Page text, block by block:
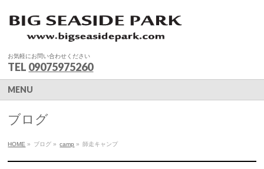
お気軽にお問い合わせください
TEL 09075975260
MENU
ブログ
HOME » ブログ » camp » 師走キャンプ